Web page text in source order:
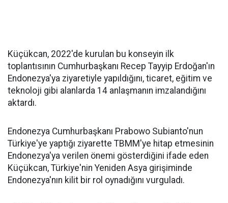
Küçükcan, 2022'de kurulan bu konseyin ilk
toplantısının Cumhurbaşkanı Recep Tayyip Erdoğan'ın
Endonezya'ya ziyaretiyle yapıldığını, ticaret, eğitim ve
teknoloji gibi alanlarda 14 anlaşmanın imzalandığını
aktardı.
Endonezya Cumhurbaşkanı Prabowo Subianto'nun
Türkiye'ye yaptığı ziyarette TBMM'ye hitap etmesinin
Endonezya'ya verilen önemi gösterdiğini ifade eden
Küçükcan, Türkiye'nin Yeniden Asya girişiminde
Endonezya'nın kilit bir rol oynadığını vurguladı.